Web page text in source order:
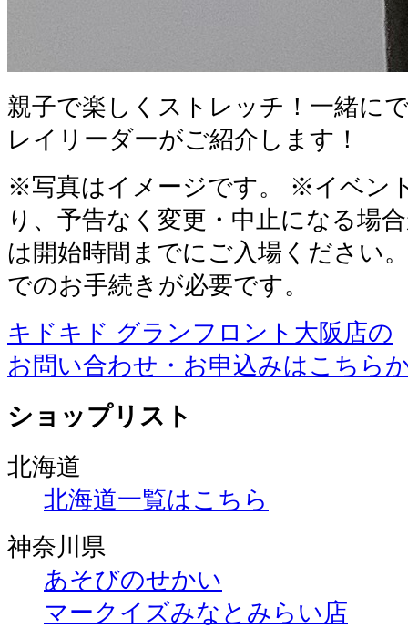
親子で楽しくストレッチ！一緒に
レイリーダーがご紹介します！
※写真はイメージです。 ※イベン
り、予告なく変更・中止になる場
は開始時間までにご入場ください
でのお手続きが必要です。
キドキド グランフロント大阪店の
お問い合わせ・お申込みはこちら
ショップリスト
北海道
北海道一覧はこちら
神奈川県
あそびのせかい
マークイズみなとみらい店